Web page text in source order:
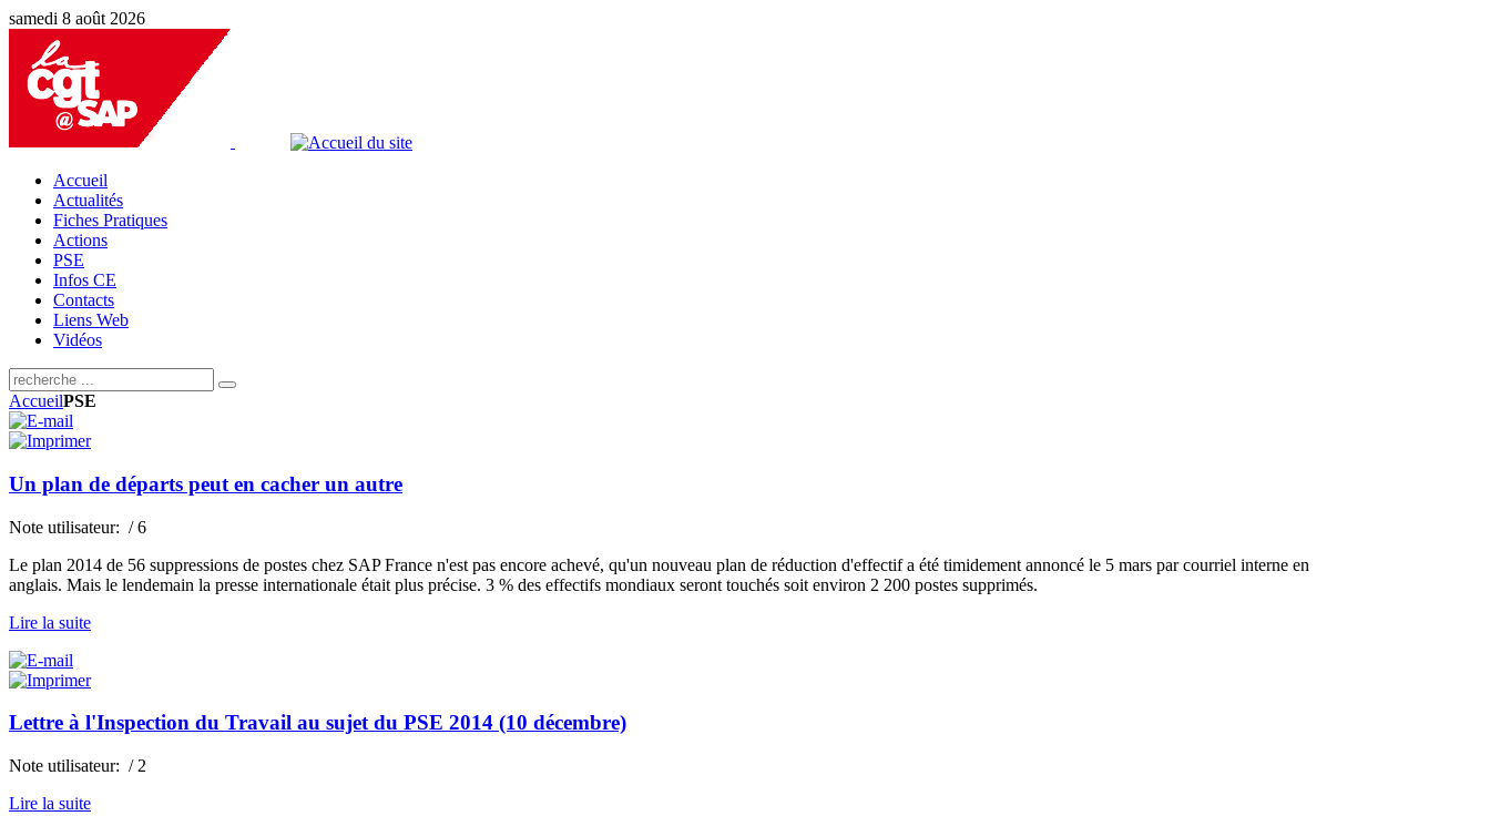
samedi 8 août 2026
Accueil
Actualités
Fiches Pratiques
Actions
PSE
Infos CE
Contacts
Liens Web
Vidéos
AccueilPSE
Un plan de départs peut en cacher un autre
Note utilisateur: / 6
Le plan 2014 de 56 suppressions de postes chez SAP France n'est pas encore achevé, qu'un nouveau plan de réduction d'effectif a été timidement annoncé le 5 mars par courriel interne en
anglais. Mais le lendemain la presse internationale était plus précise. 3 % des effectifs mondiaux seront touchés soit environ 2 200 postes supprimés.
Lire la suite
Lettre à l'Inspection du Travail au sujet du PSE 2014 (10 décembre)
Note utilisateur: / 2
Lire la suite